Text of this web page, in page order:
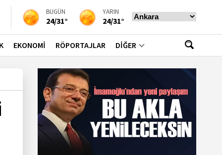
BUGÜN
24/31°
YARIN
24/31°
EKONOMİ RÖPORTAJLAR DİĞER